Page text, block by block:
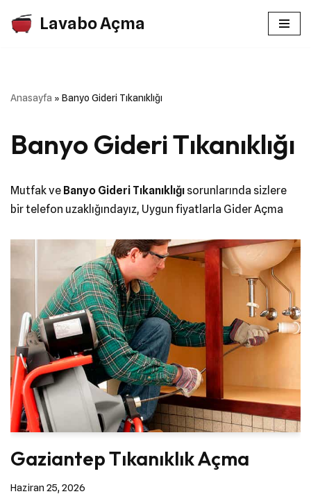
Lavabo Açma
Anasayfa » Banyo Gideri Tıkanıklığı
Banyo Gideri Tıkanıklığı
Mutfak ve Banyo Gideri Tıkanıklığı sorunlarında sizlere
bir telefon uzaklığındayız, Uygun fiyatlarla Gider Açma
Gaziantep Tıkanıklık Açma
Haziran 25, 2026